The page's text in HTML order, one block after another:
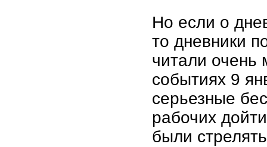
Но если о
то дневники
читали очень
событиях 9
серьезные
рабочих
были